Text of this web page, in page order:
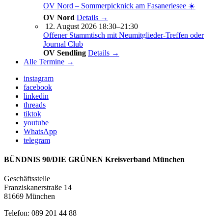
OV Nord – Sommerpicknick am Fasaneriesee ☀️
OV Nord Details →
12. August 2026 18:30–21:30
Offener Stammtisch mit Neumitglieder-Treffen oder
Journal Club
OV Sendling Details →
Alle Termine →
instagram
facebook
linkedin
threads
tiktok
youtube
WhatsApp
telegram
BÜNDNIS 90/DIE GRÜNEN Kreisverband München
Geschäftsstelle
Franziskanerstraße 14
81669 München
Telefon: 089 201 44 88